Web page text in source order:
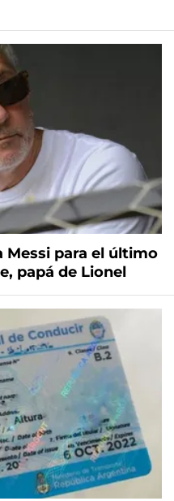
Messi para el último
papá de Lionel